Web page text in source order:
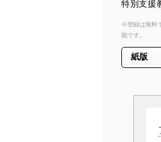
特別支援
※登録は無料
能です。